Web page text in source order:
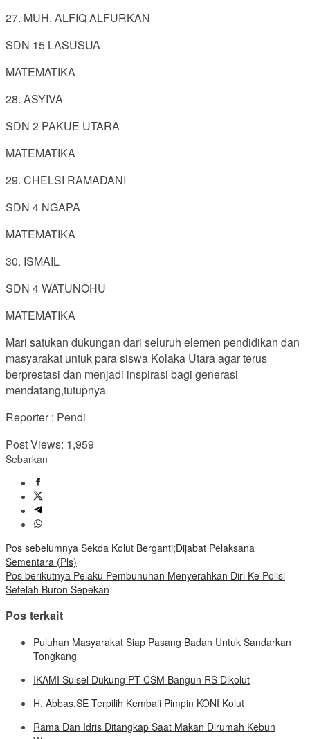
27. MUH. ALFIQ ALFURKAN
SDN 15 LASUSUA
MATEMATIKA
28. ASYIVA
SDN 2 PAKUE UTARA
MATEMATIKA
29. CHELSI RAMADANI
SDN 4 NGAPA
MATEMATIKA
30. ISMAIL
SDN 4 WATUNOHU
MATEMATIKA
Mari satukan dukungan dari seluruh elemen pendidikan dan
masyarakat untuk para siswa Kolaka Utara agar terus
berprestasi dan menjadi inspirasi bagi generasi
mendatang,tutupnya
Reporter : Pendi
Post Views: 1,959
Sebarkan
Navigasi
pos
Pos sebelumnya Sekda Kolut Berganti;Dijabat Pelaksana
Sementara (Pls)
Pos berikutnya Pelaku Pembunuhan Menyerahkan Diri Ke Polisi
Setelah Buron Sepekan
Pos terkait
Puluhan Masyarakat Siap Pasang Badan Untuk Sandarkan
Tongkang
IKAMI Sulsel Dukung PT CSM Bangun RS Dikolut
H. Abbas,SE Terpilih Kembali Pimpin KONI Kolut
Rama Dan Idris Ditangkap Saat Makan Dirumah Kebun